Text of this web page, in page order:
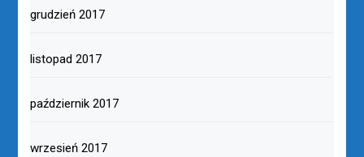
grudzień 2017
listopad 2017
październik 2017
wrzesień 2017